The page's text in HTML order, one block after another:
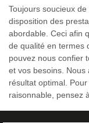
Toujours soucieux
disposition des
abordable. Ceci afin
de qualité en termes
pouvez nous confier
et vos besoins.
résultat optimal.
raisonnable, pensez